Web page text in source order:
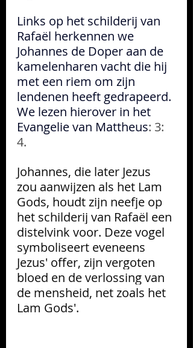
Links op het schilderij van
Rafaël herkennen we
Johannes de Doper aan de
kamelenharen vacht die hij
met een riem om zijn
lendenen heeft gedrapeerd.
We lezen hierover in het
Evangelie van Mattheus: 3:
4.
Johannes, die later Jezus
zou aanwijzen als het Lam
Gods, houdt zijn neefje op
het schilderij van Rafaël een
distelvink voor. Deze vogel
symboliseert eveneens
Jezus' offer, zijn vergoten
bloed en de verlossing van
de mensheid, net zoals het
Lam Gods'.